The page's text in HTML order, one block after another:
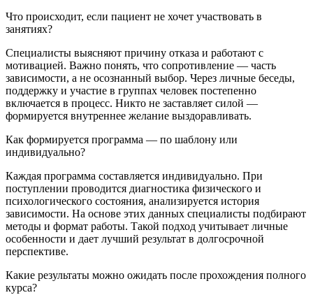
Что происходит, если пациент не хочет участвовать в
занятиях?
Специалисты выясняют причину отказа и работают с
мотивацией. Важно понять, что сопротивление — часть
зависимости, а не осознанный выбор. Через личные беседы,
поддержку и участие в группах человек постепенно
включается в процесс. Никто не заставляет силой —
формируется внутреннее желание выздоравливать.
Как формируется программа — по шаблону или
индивидуально?
Каждая программа составляется индивидуально. При
поступлении проводится диагностика физического и
психологического состояния, анализируется история
зависимости. На основе этих данных специалисты подбирают
методы и формат работы. Такой подход учитывает личные
особенности и дает лучший результат в долгосрочной
перспективе.
Какие результаты можно ожидать после прохождения полного
курса?